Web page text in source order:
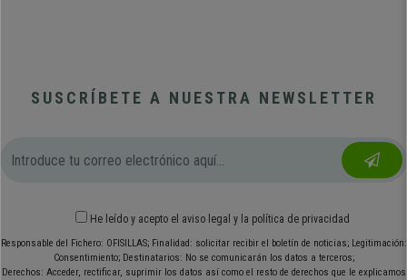
SUSCRÍBETE A NUESTRA NEWSLETTER
He leído y acepto el aviso legal y la política de privacidad
Responsable del Fichero: OFISILLAS; Finalidad: solicitar recibir el boletín de noticias; Legitimación:
Consentimiento; Destinatarios: No se comunicarán los datos a terceros;
Derechos: Acceder, rectificar, suprimir los datos así como el resto de derechos que le explicamos